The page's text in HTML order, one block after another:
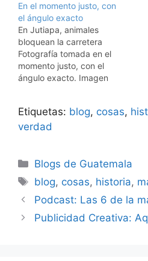
la forma en la que
debemos actuar y a
comprender porqué a
veces algunas personas
actúan de determinada
forma. ********** Dar lo
que se tiene Un sabio…
En el momento justo, con
el ángulo exacto
En Jutiapa, animales
bloquean la carretera
Fotografía tomada en el
momento justo, con el
ángulo exacto. Imagen
Etiquetas: blog, cosas,
verdad
Categorías
Blogs de Guatemala
Etiquetas
blog, cosas, historia,
Podcast: Las 6 de la
Publicidad Creativa: